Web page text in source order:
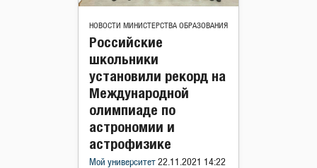
НОВОСТИ МИНИСТЕРСТВА ОБРАЗОВАНИЯ
Российские
школьники
установили рекорд на
Международной
олимпиаде по
астрономии и
астрофизике
Мой университет 22.11.2021 14:22